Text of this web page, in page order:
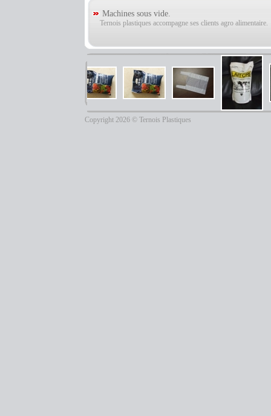
Machines sous vide.
Ternois plastiques accompagne ses clients agro alimentaire.
Copyright 2026 © Ternois Plastiques